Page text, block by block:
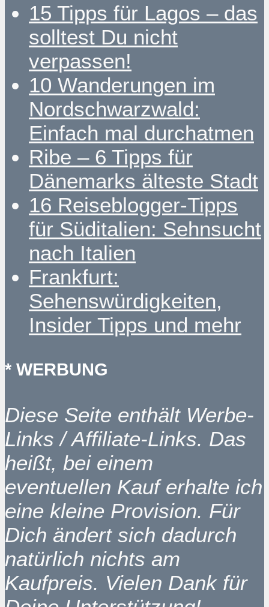
15 Tipps für Lagos – das
solltest Du nicht
verpassen!
10 Wanderungen im
Nordschwarzwald:
Einfach mal durchatmen
Ribe – 6 Tipps für
Dänemarks älteste Stadt
16 Reiseblogger-Tipps
für Süditalien: Sehnsucht
nach Italien
Frankfurt:
Sehenswürdigkeiten,
Insider Tipps und mehr
* WERBUNG
Diese Seite enthält Werbe-
Links / Affiliate-Links. Das
heißt, bei einem
eventuellen Kauf erhalte ich
eine kleine Provision. Für
Dich ändert sich dadurch
natürlich nichts am
Kaufpreis. Vielen Dank für